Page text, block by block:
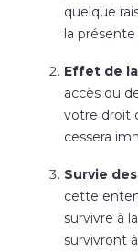
quelque
la
Effet de
accès ou
votre droit
cessera
Survie
cette
survivre à
survivront